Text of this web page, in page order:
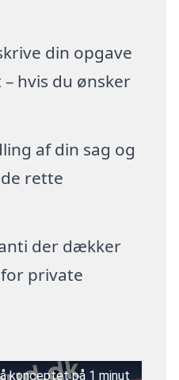
din opgave
hvis du ønsker
af din sag og
rette
der dækker
private
konceptet på 1 minut